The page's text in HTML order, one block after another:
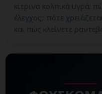
κίτρινα κολπικά υγρά:
έλεγχος;: πότε
και πώς κλείνετε